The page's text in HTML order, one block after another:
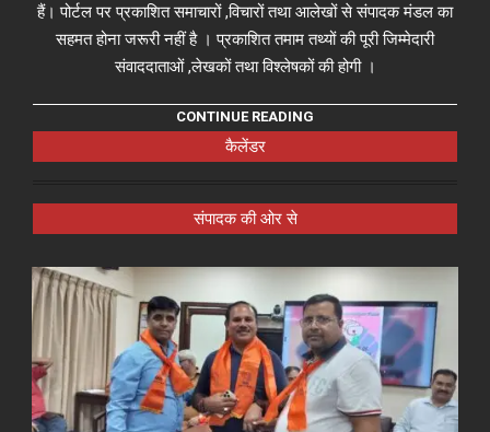
हैं। पोर्टल पर प्रकाशित समाचारों ,विचारों तथा आलेखों से संपादक मंडल का
सहमत होना जरूरी नहीं है । प्रकाशित तमाम तथ्यों की पूरी जिम्मेदारी
संवाददाताओं ,लेखकों तथा विश्लेषकों की होगी ।
CONTINUE READING
कैलेंडर
संपादक की ओर से